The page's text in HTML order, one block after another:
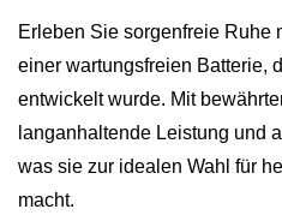
Erleben Sie sorgenfreie Ruhe
einer wartungsfreien Batterie,
entwickelt wurde. Mit
langanhaltende Leistung und
was sie zur idealen Wahl für
macht.